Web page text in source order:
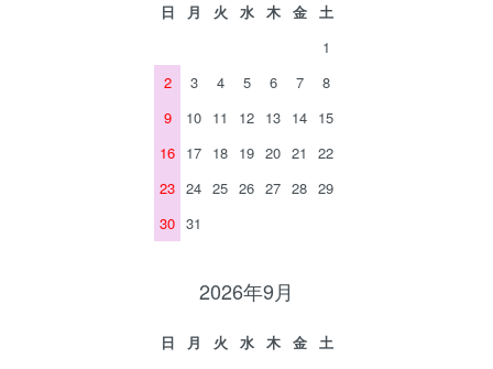
日 月 火 水 木 金
土
1
2
3 4 5 6 7
8
9
10 11 12 13 14 15
16 17 18 19 20 21
22
23 24 25 26 27 28 29
30 31
2026年9月
日 月 火 水 木 金
土